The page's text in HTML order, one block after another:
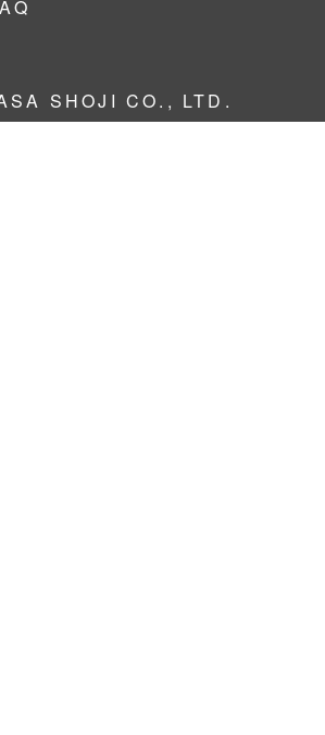
SHOJI CO., LTD.